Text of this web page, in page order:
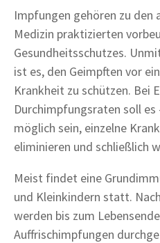
Impfungen gehören zu den
Medizin praktizierten
Gesundheitsschutzes.
ist es, den Geimpften vor
Krankheit zu schützen. Bei
Durchimpfungsraten soll
möglich sein, einzelne
eliminieren und schließlich
Meist findet eine
und Kleinkindern statt.
werden bis zum
Auffrischimpfungen